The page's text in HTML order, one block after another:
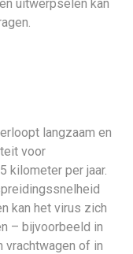
uitwerpselen kan
langzaam en
voor
kilometer per jaar.
kan het virus zich
– bijvoorbeeld in
vrachtwagen of in